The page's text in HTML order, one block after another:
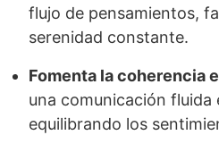
flujo de pensamientos,
serenidad constante.
Fomenta la coherencia
una comunicación
equilibrando los